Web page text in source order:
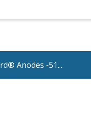
Anodes -51...